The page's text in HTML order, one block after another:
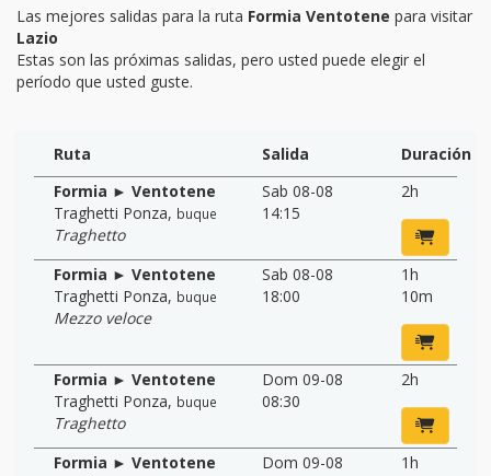
Las mejores salidas para la ruta Formia Ventotene para visitar
Lazio
Estas son las próximas salidas, pero usted puede elegir el
período que usted guste.
Ruta Salida
Duración
Formia ► Ventotene
Traghetti Ponza, buque
Traghetto
Sab 08-08
14:15
2h
Formia ► Ventotene
Traghetti Ponza, buque
Mezzo veloce
Sab 08-08
18:00
1h
10m
Formia ► Ventotene
Traghetti Ponza, buque
Traghetto
Dom 09-08
08:30
2h
Formia ► Ventotene
Dom 09-08
1h